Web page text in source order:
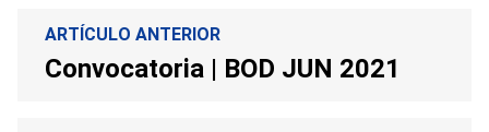
ARTÍCULO ANTERIOR
Convocatoria | BOD JUN 2021